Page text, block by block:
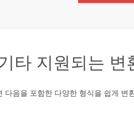
타 지원되는 변
다음을 포함한 다양한 형식을 쉽게 변